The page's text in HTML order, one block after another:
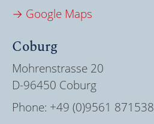
→ Google Maps
Coburg
Mohrenstrasse 20
D-96450 Coburg
Phone: +49 (0)9561 871538